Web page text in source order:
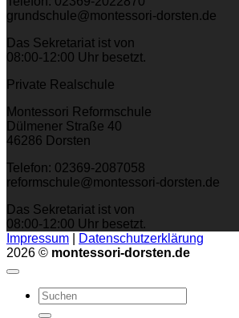
grundschule@montessori-dorsten.de
Das Sekretariat ist von
08:00-12:00 Uhr besetzt.
Private Realschule
Montessori Reformschule
Dülmener Straße 40
46286 Dorsten
Telefon: 02369-2087058
reformschule@montessori-dorsten.de
Das Sekretariat ist von
08:00-12:00 Uhr besetzt.
Impressum
Datenschutzerklärung
2026 © montessori-dorsten.de